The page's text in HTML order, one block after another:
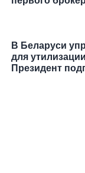
В Беларуси
для
Президент